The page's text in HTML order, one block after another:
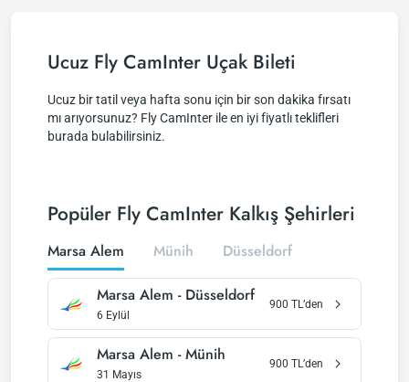
Ucuz Fly CamInter Uçak Bileti
Ucuz bir tatil veya hafta sonu için bir son dakika fırsatı
mı arıyorsunuz? Fly CamInter ile en iyi fiyatlı teklifleri
burada bulabilirsiniz.
Popüler Fly CamInter Kalkış Şehirleri
Marsa Alem Münih Düsseldorf
Marsa Alem - Düsseldorf
6 Eylül
900 TL’den
Marsa Alem -Münih
31 Mayıs
900 TL’den